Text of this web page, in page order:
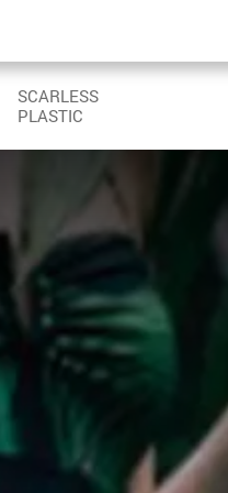
SCARLESS
PLASTIC